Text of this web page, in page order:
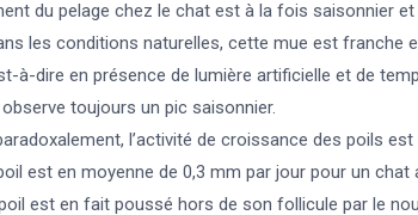
du pelage chez le chat est à la fois saisonnier
les conditions naturelles, cette mue est franche
à-dire en présence de lumière artificielle et de
toujours un pic saisonnier.
l’activité de croissance des poils
est en moyenne de 0,3 mm par jour pour un
est en fait poussé hors de son follicule par le